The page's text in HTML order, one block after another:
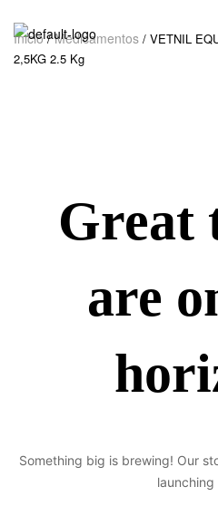
Inicio/Medicamentos / VETNIL
2,5KG 2.5 Kg
Great
are
Something big is brewing! Our
launching